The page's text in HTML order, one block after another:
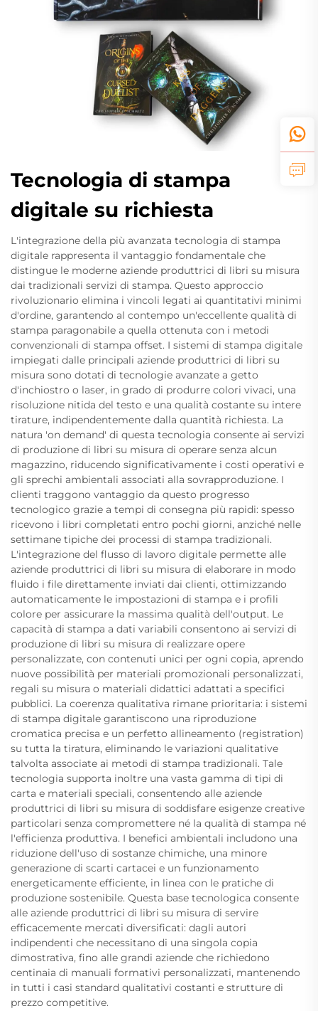
Tecnologia di stampa
digitale su richiesta
L'integrazione della più avanzata tecnologia di stampa
digitale rappresenta il vantaggio fondamentale che
distingue le moderne aziende produttrici di libri su misura
dai tradizionali servizi di stampa. Questo approccio
rivoluzionario elimina i vincoli legati ai quantitativi minimi
d'ordine, garantendo al contempo un'eccellente qualità di
stampa paragonabile a quella ottenuta con i metodi
convenzionali di stampa offset. I sistemi di stampa digitale
impiegati dalle principali aziende produttrici di libri su
misura sono dotati di tecnologie avanzate a getto
d'inchiostro o laser, in grado di produrre colori vivaci, una
risoluzione nitida del testo e una qualità costante su intere
tirature, indipendentemente dalla quantità richiesta. La
natura 'on demand' di questa tecnologia consente ai servizi
di produzione di libri su misura di operare senza alcun
magazzino, riducendo significativamente i costi operativi e
gli sprechi ambientali associati alla sovrapproduzione. I
clienti traggono vantaggio da questo progresso
tecnologico grazie a tempi di consegna più rapidi: spesso
ricevono i libri completati entro pochi giorni, anziché nelle
settimane tipiche dei processi di stampa tradizionali.
L'integrazione del flusso di lavoro digitale permette alle
aziende produttrici di libri su misura di elaborare in modo
fluido i file direttamente inviati dai clienti, ottimizzando
automaticamente le impostazioni di stampa e i profili
colore per assicurare la massima qualità dell'output. Le
capacità di stampa a dati variabili consentono ai servizi di
produzione di libri su misura di realizzare opere
personalizzate, con contenuti unici per ogni copia, aprendo
nuove possibilità per materiali promozionali personalizzati,
regali su misura o materiali didattici adattati a specifici
pubblici. La coerenza qualitativa rimane prioritaria: i sistemi
di stampa digitale garantiscono una riproduzione
cromatica precisa e un perfetto allineamento (registration)
su tutta la tiratura, eliminando le variazioni qualitative
talvolta associate ai metodi di stampa tradizionali. Tale
tecnologia supporta inoltre una vasta gamma di tipi di
carta e materiali speciali, consentendo alle aziende
produttrici di libri su misura di soddisfare esigenze creative
particolari senza compromettere né la qualità di stampa né
l'efficienza produttiva. I benefici ambientali includono una
riduzione dell'uso di sostanze chimiche, una minore
generazione di scarti cartacei e un funzionamento
energeticamente efficiente, in linea con le pratiche di
produzione sostenibile. Questa base tecnologica consente
alle aziende produttrici di libri su misura di servire
efficacemente mercati diversificati: dagli autori
indipendenti che necessitano di una singola copia
dimostrativa, fino alle grandi aziende che richiedono
centinaia di manuali formativi personalizzati, mantenendo
in tutti i casi standard qualitativi costanti e strutture di
prezzo competitive.